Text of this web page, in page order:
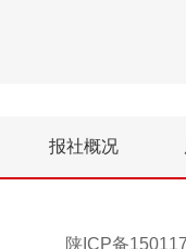
报社概况
陕ICP备